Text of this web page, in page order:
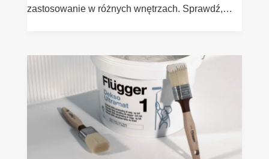
zastosowanie w różnych wnętrzach. Sprawdź,